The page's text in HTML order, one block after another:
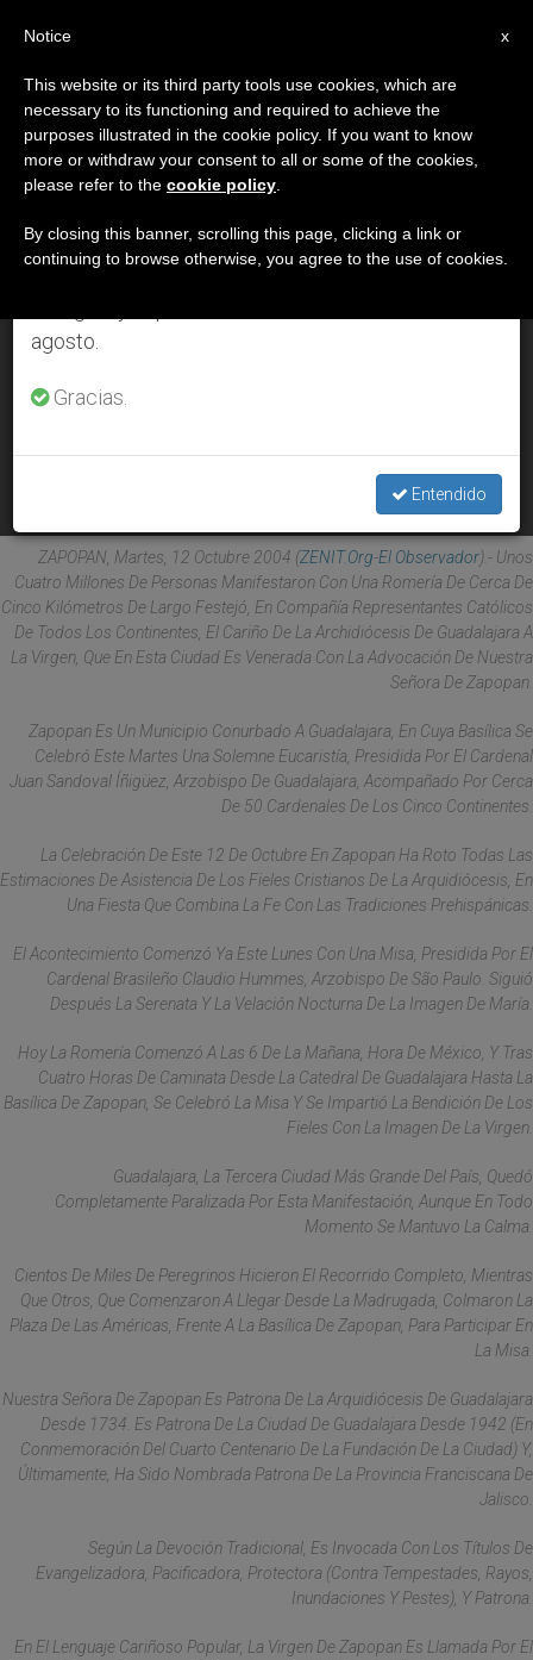
DÍA
Octubre 12th, 2004
ÚLTIMAS NOTICIAS
Cuatro millones de personas manifiestan en Guadalajara su
OCT 12, 2004 00:00
ZAPOPAN, Martes, 12 Octubre 2004 (ZENIT.org-El Observador).- Unos
Cuatro Millones De Personas Manifestaron Con Una Romería De Cerca De
Cinco Kilómetros De Largo Festejó, En Compañía Representantes Católicos
De Todos Los Continentes, El Cariño De La Archidiócesis De Guadalajara A
La Virgen, Que En Esta Ciudad Es Venerada Con La Advocación De Nuestra
Señora De Zapopan.
Zapopan Es Un Municipio Conurbado A Guadalajara, En Cuya Basílica Se
Celebró Este Martes Una Solemne Eucaristía, Presidida Por El Cardenal
Juan Sandoval Íñigüez, Arzobispo De Guadalajara, Acompañado Por Cerca
De 50 Cardenales De Los Cinco Continentes.
La Celebración De Este 12 De Octubre En Zapopan Ha Roto Todas Las
Estimaciones De Asistencia De Los Fieles Cristianos De La Arquidiócesis, En
Una Fiesta Que Combina La Fe Con Las Tradiciones Prehispánicas.
El Acontecimiento Comenzó Ya Este Lunes Con Una Misa, Presidida Por El
Cardenal Brasileño Claudio Hummes, Arzobispo De São Paulo. Siguió
Después La Serenata Y La Velación Nocturna De La Imagen De María.
Hoy La Romería Comenzó A Las 6 De La Mañana, Hora De México, Y Tras
Cuatro Horas De Caminata Desde La Catedral De Guadalajara Hasta La
Basílica De Zapopan, Se Celebró La Misa Y Se Impartió La Bendición De Los
Fieles Con La Imagen De La Virgen.
Guadalajara, La Tercera Ciudad Más Grande Del País, Quedó
Completamente Paralizada Por Esta Manifestación, Aunque En Todo
Momento Se Mantuvo La Calma.
Cientos De Miles De Peregrinos Hicieron El Recorrido Completo, Mientras
Que Otros, Que Comenzaron A Llegar Desde La Madrugada, Colmaron La
Plaza De Las Américas, Frente A La Basílica De Zapopan, Para Participar En
La Misa.
Nuestra Señora De Zapopan Es Patrona De La Arquidiócesis De Guadalajara
Desde 1734. Es Patrona De La Ciudad De Guadalajara Desde 1942 (en
Conmemoración Del Cuarto Centenario De La Fundación De La Ciudad) Y,
Últimamente, Ha Sido Nombrada Patrona De La Provincia Franciscana De
Jalisco.
Según La Devoción Tradicional, Es Invocada Con Los Títulos De
Evangelizadora, Pacificadora, Protectora (contra Tempestades, Rayos,
Inundaciones Y Pestes), Y Patrona.
En El Lenguaje Cariñoso Popular, La Virgen De Zapopan Es Llamada Por El
×
Aviso importante
Del 27 de julio al 7 de agosto haremos la pausa
anual, aprovechando que en el periodo de verano
se generan menos informaciones y también el
agosto.
Gracias.
Entendido
x
Notice
This website or its third party tools use cookies, which are
necessary to its functioning and required to achieve the
purposes illustrated in the cookie policy. If you want to know
more or withdraw your consent to all or some of the cookies,
please refer to the cookie policy
By closing this banner, scrolling this page, clicking a link or
continuing to browse otherwise, you agree to the use of cookies.